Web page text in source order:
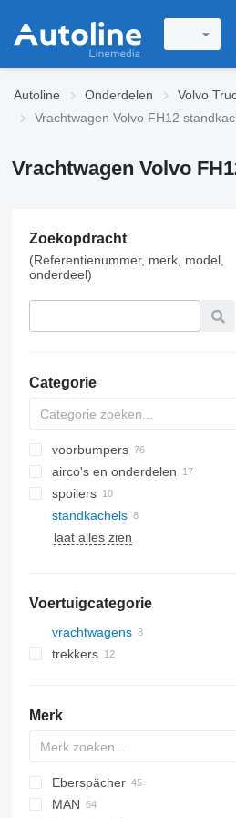
Autoline Onderdelen Volvo
Vrachtwagen Volvo FH12
Vrachtwagen Volvo
Zoekopdracht
(Referentienummer, merk, model,
onderdeel)
Categorie
voorbumpers
airco's en onderdelen
airco condensoren
airconditioner slangen
airconditioner compressoren
spoilers
standkachels
zijruiten
laat alles zien
Voertuigcategorie
vrachtwagens
trekkers
Merk
CF
LF
AC
Eberspächer
F-MAX
Daily
MAN